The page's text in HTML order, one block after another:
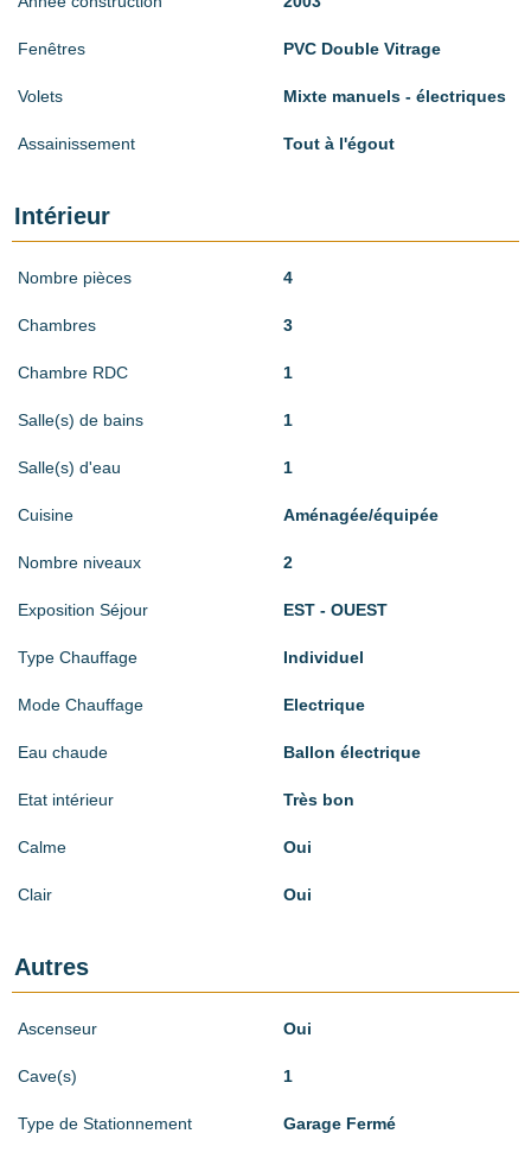
Fenêtres PVC Double Vitrage
Volets Mixte manuels - électriques
Assainissement Tout à l'égout
Intérieur
Nombre pièces 4
Chambres 3
Chambre RDC 1
Salle(s) de bains 1
Salle(s) d'eau 1
Cuisine Aménagée/équipée
Nombre niveaux 2
Exposition Séjour EST - OUEST
Type Chauffage Individuel
Mode Chauffage Electrique
Eau chaude Ballon électrique
Etat intérieur Très bon
Calme Oui
Clair Oui
Autres
Ascenseur Oui
Cave(s) 1
Type de Stationnement Garage Fermé